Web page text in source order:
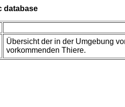
database
Übersicht der in der Umgebung
vorkommenden Thiere.